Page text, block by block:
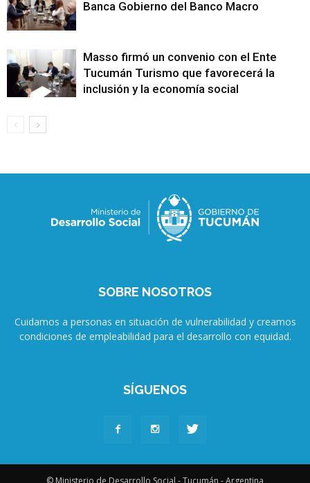
Banca Gobierno del Banco Macro
Masso firmó un convenio con el Ente
Tucumán Turismo que favorecerá la
inclusión y la economía social
SOBRE NOSOTROS
Cuidamos a personas en situación de vulnerabilidad y creamos
condiciones de empleabilidad para el desarrollo con equidad.
SÍGUENOS
© Ministerio de Desarrollo Social - Tucumán - Argentina